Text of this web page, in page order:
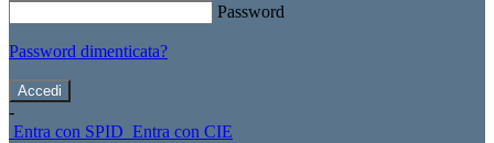
Password
Password dimenticata?
-
Entra con SPID Entra con CIE